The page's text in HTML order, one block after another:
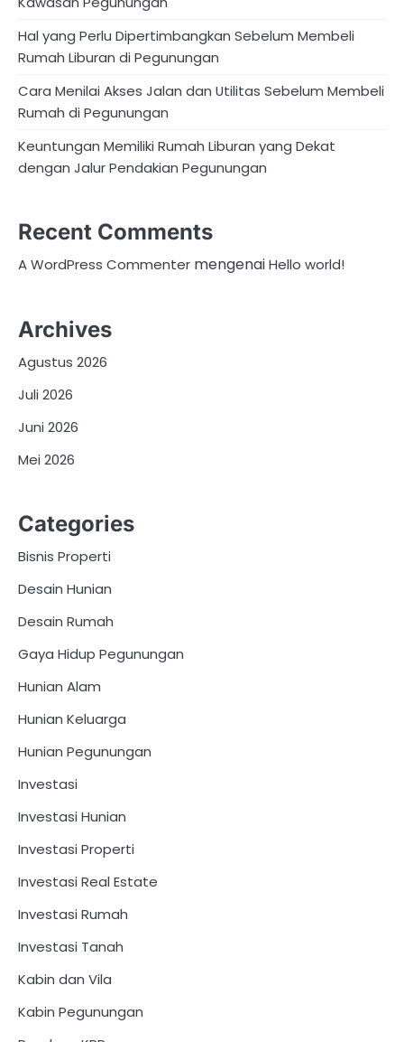
Hal yang Perlu Dipertimbangkan Sebelum Membeli
Rumah Liburan di Pegunungan
Cara Menilai Akses Jalan dan Utilitas Sebelum Membeli
Rumah di Pegunungan
Keuntungan Memiliki Rumah Liburan yang Dekat
dengan Jalur Pendakian Pegunungan
Recent Comments
A WordPress Commenter mengenaiHello world!
Archives
Agustus 2026
Juli 2026
Juni 2026
Mei 2026
Categories
Bisnis Properti
Desain Hunian
Desain Rumah
Gaya Hidup Pegunungan
Hunian Alam
Hunian Keluarga
Hunian Pegunungan
Investasi
Investasi Hunian
Investasi Properti
Investasi Real Estate
Investasi Rumah
Investasi Tanah
Kabin dan Vila
Kabin Pegunungan